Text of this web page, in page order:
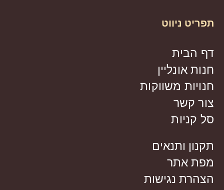
תפריט ניווט
דף הבית
חנות אונליין
חנויות משווקות
צור קשר
סל קניות
תקנון ותנאים
מפת אתר
הצהרת נגישות